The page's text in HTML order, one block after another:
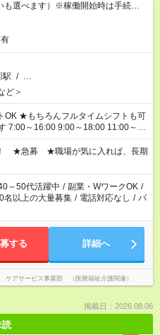
も選べます）※稼働開始時は手続き完
。
駅 / …
ど＞
トも可
7:00～16:00 9:00～18:00 11:00～
できません ※法令に基づき、週20時
入対象となります ※労働者派遣法
により、短時間・短期間の就業はご
す
！ ★急募 ★職場が気に入れば、長期
～50代活躍中 / 副業・WワークOK /
名以上の大量募集 / 電話対応なし / パ
する 詳細へ
ケアサービス事業部 （医療福祉介護関連）
掲載日：2026.08.06
読